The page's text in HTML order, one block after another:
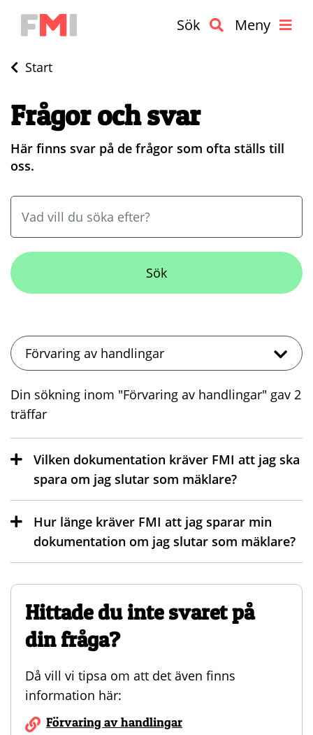
Sök Meny
Start
Frågor och svar
Här finns svar på de frågor som ofta ställs till
oss.
Din sökning inom "Förvaring av handlingar" gav 2
träffar
Vilken dokumentation kräver FMI att jag ska
spara om jag slutar som mäklare?
Hur länge kräver FMI att jag sparar min
dokumentation om jag slutar som mäklare?
Hittade du inte svaret på
din fråga?
Då vill vi tipsa om att det även finns
information här:
Förvaring av handlingar